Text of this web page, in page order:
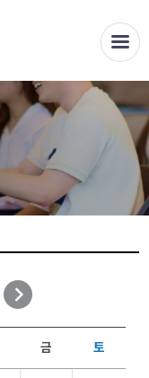
금 토